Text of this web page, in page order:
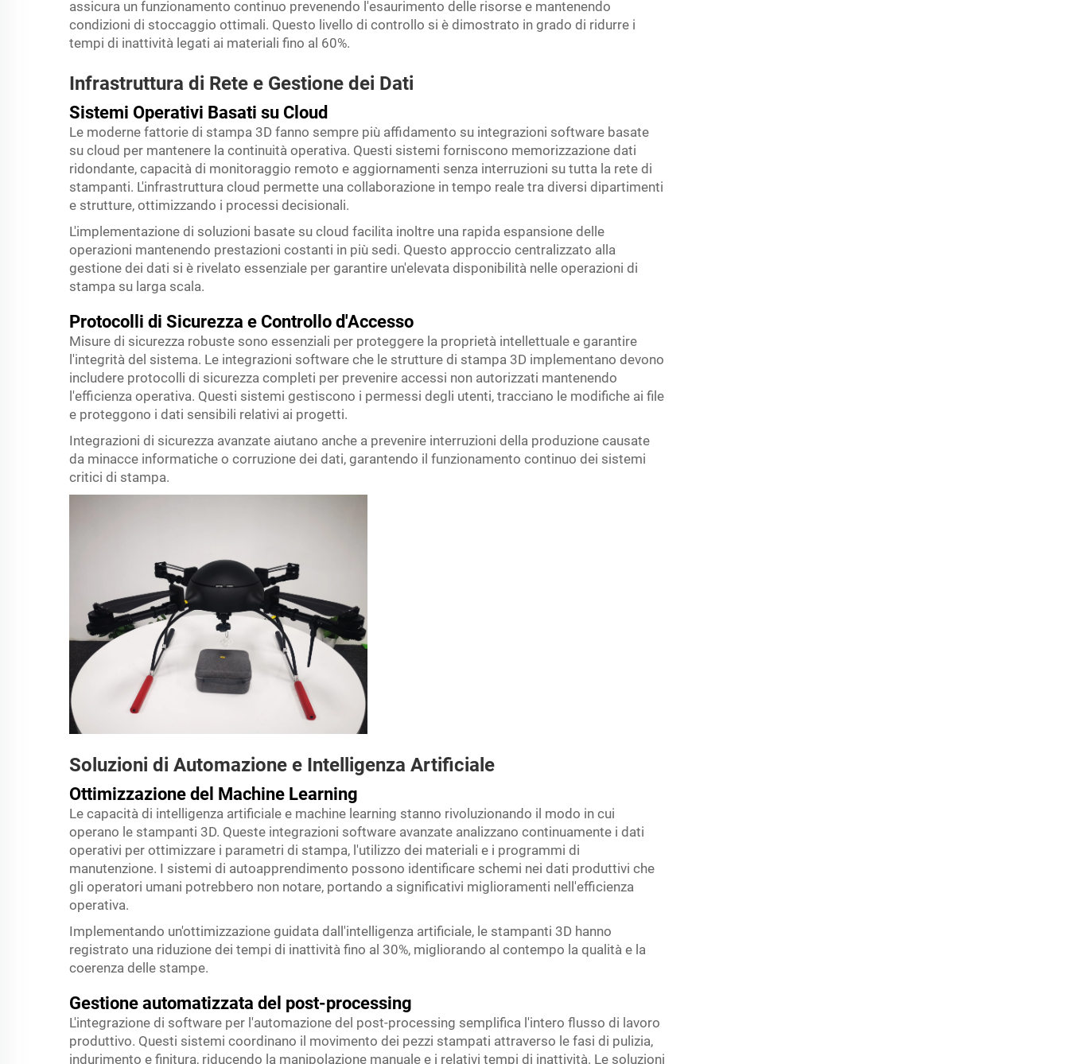
assicura un funzionamento continuo prevenendo l'esaurimento delle risorse e mantenendo
condizioni di stoccaggio ottimali. Questo livello di controllo si è dimostrato in grado di ridurre i
tempi di inattività legati ai materiali fino al 60%.
Infrastruttura di Rete e Gestione dei Dati
Sistemi Operativi Basati su Cloud
Le moderne fattorie di stampa 3D fanno sempre più affidamento su integrazioni software basate
su cloud per mantenere la continuità operativa. Questi sistemi forniscono memorizzazione dati
ridondante, capacità di monitoraggio remoto e aggiornamenti senza interruzioni su tutta la rete di
stampanti. L'infrastruttura cloud permette una collaborazione in tempo reale tra diversi dipartimenti
e strutture, ottimizzando i processi decisionali.
L'implementazione di soluzioni basate su cloud facilita inoltre una rapida espansione delle
operazioni mantenendo prestazioni costanti in più sedi. Questo approccio centralizzato alla
gestione dei dati si è rivelato essenziale per garantire un'elevata disponibilità nelle operazioni di
stampa su larga scala.
Protocolli di Sicurezza e Controllo d'Accesso
Misure di sicurezza robuste sono essenziali per proteggere la proprietà intellettuale e garantire
l'integrità del sistema. Le integrazioni software che le strutture di stampa 3D implementano devono
includere protocolli di sicurezza completi per prevenire accessi non autorizzati mantenendo
l'efficienza operativa. Questi sistemi gestiscono i permessi degli utenti, tracciano le modifiche ai file
e proteggono i dati sensibili relativi ai progetti.
Integrazioni di sicurezza avanzate aiutano anche a prevenire interruzioni della produzione causate
da minacce informatiche o corruzione dei dati, garantendo il funzionamento continuo dei sistemi
critici di stampa.
Soluzioni di Automazione e Intelligenza Artificiale
Ottimizzazione del Machine Learning
Le capacità di intelligenza artificiale e machine learning stanno rivoluzionando il modo in cui
operano le stampanti 3D. Queste integrazioni software avanzate analizzano continuamente i dati
operativi per ottimizzare i parametri di stampa, l'utilizzo dei materiali e i programmi di
manutenzione. I sistemi di autoapprendimento possono identificare schemi nei dati produttivi che
gli operatori umani potrebbero non notare, portando a significativi miglioramenti nell'efficienza
operativa.
Implementando un'ottimizzazione guidata dall'intelligenza artificiale, le stampanti 3D hanno
registrato una riduzione dei tempi di inattività fino al 30%, migliorando al contempo la qualità e la
coerenza delle stampe.
Gestione automatizzata del post-processing
L'integrazione di software per l'automazione del post-processing semplifica l'intero flusso di lavoro
produttivo. Questi sistemi coordinano il movimento dei pezzi stampati attraverso le fasi di pulizia,
indurimento e finitura, riducendo la manipolazione manuale e i relativi tempi di inattività. Le soluzioni